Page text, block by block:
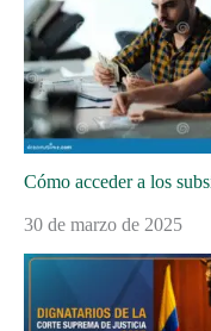
Cómo acceder a los
30 de marzo de 2025